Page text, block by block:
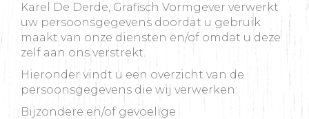
Karel De Derde, Grafisch Vormgever verwerkt
uw persoonsgegevens doordat u gebruik
maakt van onze diensten en/of omdat u deze
zelf aan ons verstrekt.
Hieronder vindt u een overzicht van de
persoonsgegevens die wij verwerken:
Bijzondere en/of gevoelige